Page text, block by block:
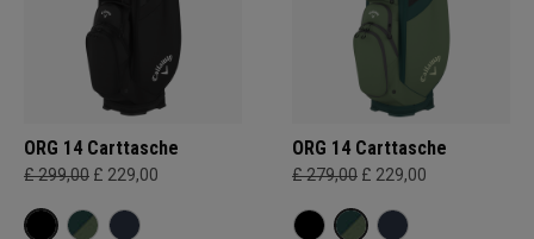
ORG 14 Carttasche
£ 299,00 £ 229,00
ORG 14 Carttasche
£ 279,00 £ 229,00